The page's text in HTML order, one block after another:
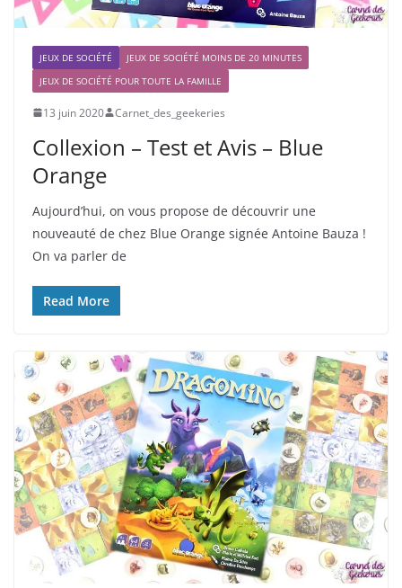
JEUX DE SOCIÉTÉ
JEUX DE SOCIÉTÉ MOINS DE 20 MINUTES
JEUX DE SOCIÉTÉ POUR TOUTE LA FAMILLE
13 juin 2020 Carnet_des_geekeries
Collexion – Test et Avis – Blue
Orange
Aujourd’hui, on vous propose de découvrir une
nouveauté de chez Blue Orange signée Antoine Bauza !
On va parler de
Read More